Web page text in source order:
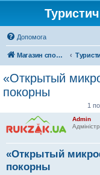
Допомога
Магазин спорядження
«Открытый
покорны
1
Admin
«Открытый
покорны